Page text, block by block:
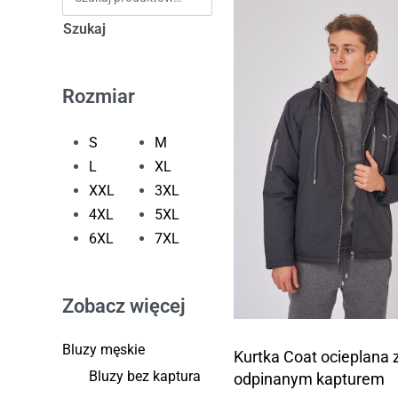
Szukaj
Rozmiar
S
M
L
XL
XXL
3XL
4XL
5XL
6XL
7XL
Zobacz więcej
Bluzy męskie
Bluzy bez kaptura
Kurtka Coat ocieplana
odpinanym kapturem